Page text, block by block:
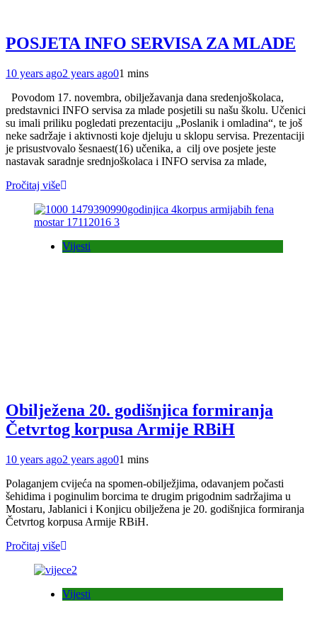
POSJETA INFO SERVISA ZA MLADE
10 years ago2 years ago01 mins
Povodom 17. novembra, obilježavanja dana sredenjoškolaca,
predstavnici INFO servisa za mlade posjetili su našu školu. Učenici
su imali priliku pogledati prezentaciju „Poslanik i omladina“, te još
neke sadržaje i aktivnosti koje djeluju u sklopu servisa. Prezentaciji
je prisustvovalo šesnaest(16) učenika, a cilj ove posjete jeste
nastavak saradnje srednjoškolaca i INFO servisa za mlade,
Pročitaj više
Vijesti
Obilježena 20. godišnjica formiranja
Četvrtog korpusa Armije RBiH
10 years ago2 years ago01 mins
Polaganjem cvijeća na spomen-obilježjima, odavanjem počasti
šehidima i poginulim borcima te drugim prigodnim sadržajima u
Mostaru, Jablanici i Konjicu obilježena je 20. godišnjica formiranja
Četvrtog korpusa Armije RBiH.
Pročitaj više
Vijesti